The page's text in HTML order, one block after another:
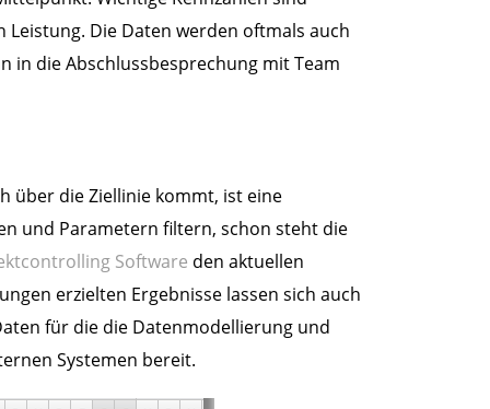
Die Daten werden oftmals auch
in die Abschlussbesprechung mit Team
über die Ziellinie kommt, ist eine
und Parametern filtern, schon steht die
Software den aktuellen
erzielten Ergebnisse lassen sich auch
für die die Datenmodellierung und
Systemen bereit.